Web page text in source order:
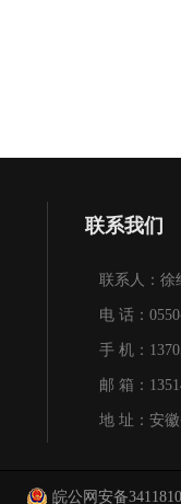
联系我们
联系人：徐
电 话：
手 机：
邮 箱：
地 址：安
皖公网安备